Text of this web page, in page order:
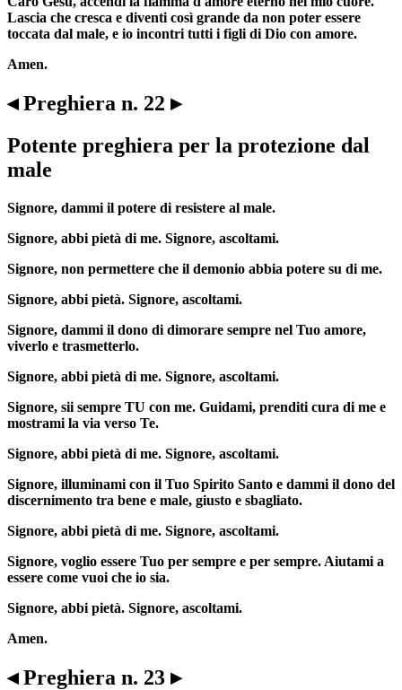
Lascia che cresca e diventi così grande da non poter essere
toccata dal male, e io incontri tutti i figli di Dio con amore.
Amen.
◂ Preghiera n. 22 ▸
Potente preghiera per la protezione dal
male
Signore, dammi il potere di resistere al male.
Signore, abbi pietà di me. Signore, ascoltami.
Signore, non permettere che il demonio abbia potere su di me.
Signore, abbi pietà. Signore, ascoltami.
Signore, dammi il dono di dimorare sempre nel Tuo amore,
viverlo e trasmetterlo.
Signore, abbi pietà di me. Signore, ascoltami.
Signore, sii sempre TU con me. Guidami, prenditi cura di me e
mostrami la via verso Te.
Signore, abbi pietà di me. Signore, ascoltami.
Signore, illuminami con il Tuo Spirito Santo e dammi il dono del
discernimento tra bene e male, giusto e sbagliato.
Signore, abbi pietà di me. Signore, ascoltami.
Signore, voglio essere Tuo per sempre e per sempre. Aiutami a
essere come vuoi che io sia.
Signore, abbi pietà. Signore, ascoltami.
Amen.
◂ Preghiera n. 23 ▸